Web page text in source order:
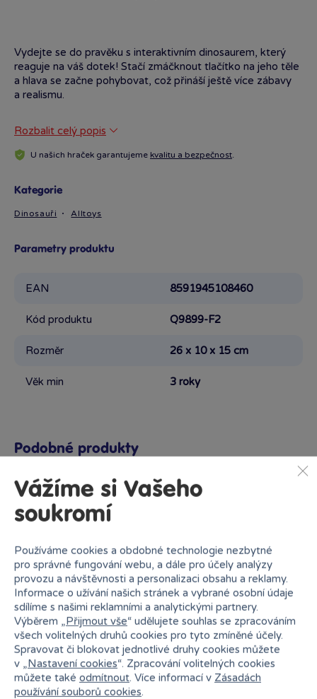
Vydejte se do pravěku s interaktivním dinosaurem, který
reaguje na váš dotek! Stačí zmáčknout tlačítko na jeho těle
a hlava se začne pohybovat, což přináší ještě více zábavy
a realismu.
4 druhy dinosaurů: Stegosaurus Ceratosaurus Sterrholophus
dinosaurů!
Rozbalit celý popis
U našich hraček garantujeme kvalitu a bezpečnost.
Kategorie
Dinosauři Alltoys
Parametry produktu
EAN 8591945108460
Kód produktu Q9899-F2
Rozměr 26 x 10 x 15 cm
Věk min 3 roky
Podobné produkty
Proč nakupovat v Bambuli?
Nejširší sortiment na
trhu
27 kamenných prodejen
Vážíme si Vašeho
soukromí
Používáme cookies a obdobné technologie nezbytné
pro správné fungování webu, a dále pro účely analýzy
provozu a návštěvnosti a personalizaci obsahu a reklamy.
Informace o užívání našich stránek a vybrané osobní údaje
sdílíme s našimi reklamními a analytickými partnery.
Výběrem „Přijmout vše“ udělujete souhlas se zpracováním
všech volitelných druhů cookies pro tyto zmíněné účely.
Spravovat či blokovat jednotlivé druhy cookies můžete
v „Nastavení cookies“. Zpracování volitelných cookies
můžete také odmítnout. Více informací v Zásadách
používání souborů cookies.